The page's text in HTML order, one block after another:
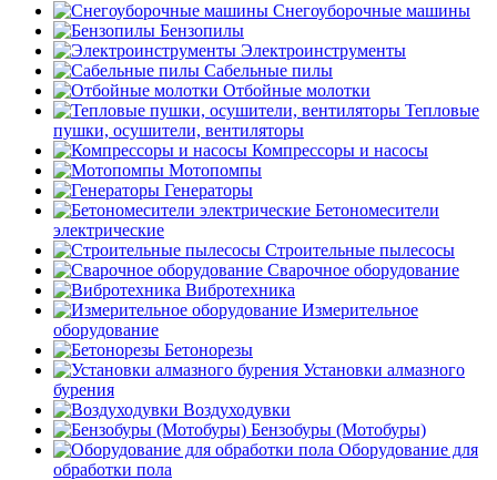
Снегоуборочные машины
Бензопилы
Электроинструменты
Сабельные пилы
Отбойные молотки
Тепловые
пушки, осушители, вентиляторы
Компрессоры и насосы
Мотопомпы
Генераторы
Бетономесители
электрические
Строительные пылесосы
Сварочное оборудование
Вибротехника
Измерительное
оборудование
Бетонорезы
Установки алмазного
бурения
Воздуходувки
Бензобуры (Мотобуры)
Оборудование для
обработки пола